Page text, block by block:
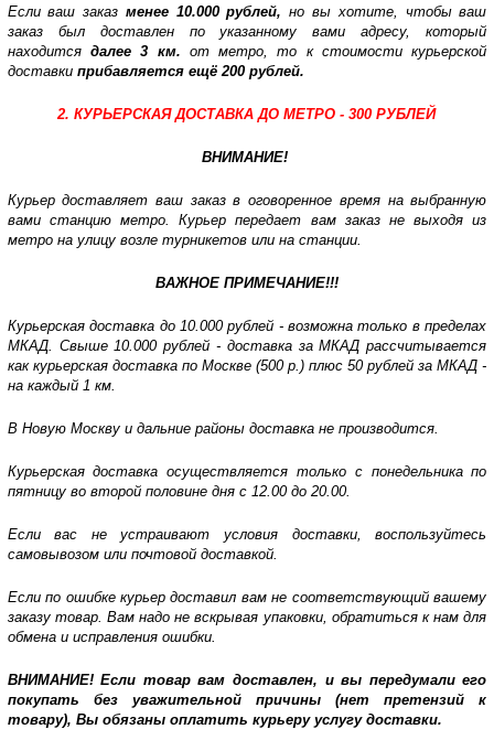
Если ваш заказ менее 10.000 рублей, но вы хотите, чтобы ваш
заказ был доставлен по указанному вами адресу, который
находитсядалее 3 км. от метро, то к стоимости курьерской
доставки прибавляется ещё 200 рублей.
2. КУРЬЕРСКАЯ ДОСТАВКА ДО МЕТРО - 300 РУБЛЕЙ
ВНИМАНИЕ!
Курьер доставляет ваш заказ в оговоренное время на выбранную
вами станцию метро. Курьер передает вам заказ не выходя из
метро на улицу возле турникетов или на станции.
ВАЖНОЕ ПРИМЕЧАНИЕ!!!
Курьерская доставка до 10.000 рублей - возможна только в пределах
МКАД. Свыше 10.000 рублей - доставка за МКАД рассчитывается
как курьерская доставка по Москве (500 р.) плюс 50 рублей за МКАД -
на каждый 1 км.
В Новую Москву и дальние районы доставка не производится.
Курьерская доставка осуществляется только с понедельника по
пятницу во второй половине дня с 12.00 до 20.00.
Если вас не устраивают условия доставки, воспользуйтесь
самовывозом или почтовой доставкой.
Если по ошибке курьер доставил вам не соответствующий вашему
заказу товар. Вам надо не вскрывая упаковки, обратиться к нам для
обмена и исправления ошибки.
ВНИМАНИЕ! Если товар вам доставлен, и вы передумали его
покупать без уважительной причины (нет претензий к
товару), Вы обязаны оплатить курьеру услугу доставки.